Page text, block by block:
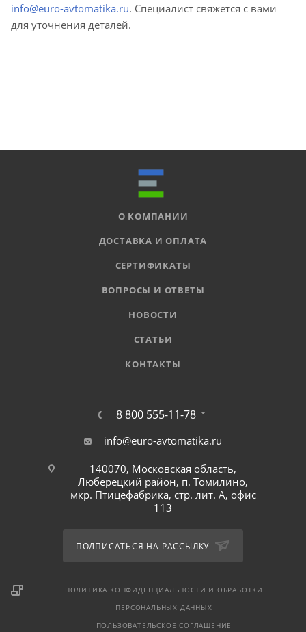
info@euro-avtomatika.ru. Специалист свяжется с вами
для уточнения деталей.
О КОМПАНИИ
ДОСТАВКА И ОПЛАТА
СЕРТИФИКАТЫ
ВОПРОСЫ И ОТВЕТЫ
НОВОСТИ
СТАТЬИ
КОНТАКТЫ
8 800 555-11-78
info@euro-avtomatika.ru
140070, Московская область,
Люберецкий район, п. Томилино,
мкр. Птицефабрика, стр. лит. А, офис
113
ПОДПИСАТЬСЯ НА РАССЫЛКУ
ПОЛИТИКА КОНФИДЕНЦИАЛЬНОСТИ И ОБРАБОТКИ
ПЕРСОНАЛЬНЫХ ДАННЫХ
ПОЛЬЗОВАТЕЛЬСКОЕ СОГЛАШЕНИЕ